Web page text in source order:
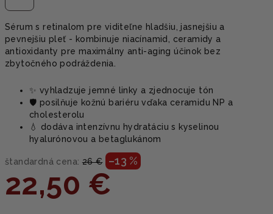
Sérum s retinalom pre viditeľne hladšiu, jasnejšiu a
pevnejšiu pleť - kombinuje niacínamid, ceramidy a
antioxidanty pre maximálny anti-aging účinok bez
zbytočného podráždenia.
✨ vyhladzuje jemné linky a zjednocuje tón
🛡️ posilňuje kožnú bariéru vďaka ceramidu NP a
cholesterolu
💧 dodáva intenzívnu hydratáciu s kyselinou
hyalurónovou a betaglukánom
štandardná cena: 26 € –13 %
22,50 €